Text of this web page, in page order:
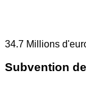
34.7 Millions
Subvention